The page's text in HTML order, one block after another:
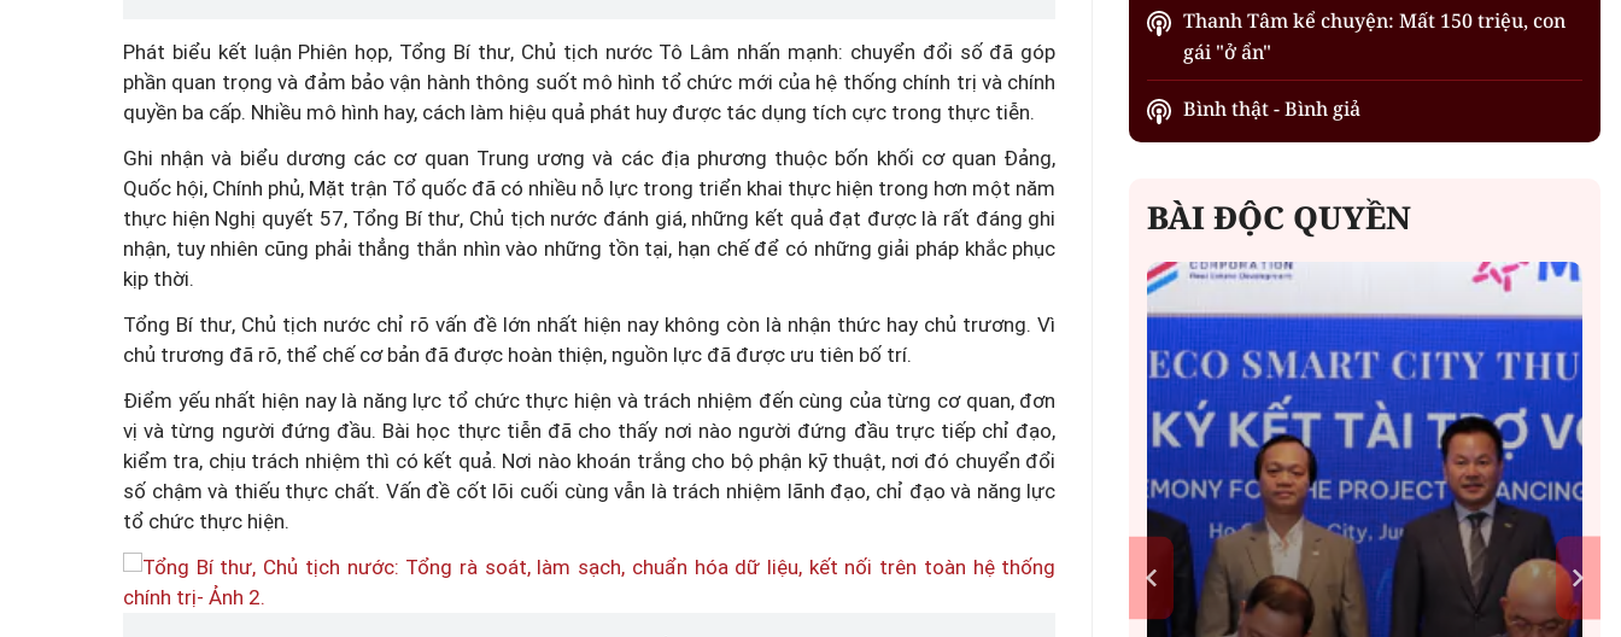
Phát biểu kết luận Phiên họp, Tổng Bí thư, Chủ tịch nước Tô Lâm nhấn mạnh: chuyển đổi số đã góp
phần quan trọng và đảm bảo vận hành thông suốt mô hình tổ chức mới của hệ thống chính trị và chính
quyền ba cấp. Nhiều mô hình hay, cách làm hiệu quả phát huy được tác dụng tích cực trong thực tiễn.
Ghi nhận và biểu dương các cơ quan Trung ương và các địa phương thuộc bốn khối cơ quan Đảng,
Quốc hội, Chính phủ, Mặt trận Tổ quốc đã có nhiều nỗ lực trong triển khai thực hiện trong hơn một năm
thực hiện Nghị quyết 57, Tổng Bí thư, Chủ tịch nước đánh giá, những kết quả đạt được là rất đáng ghi
nhận, tuy nhiên cũng phải thẳng thắn nhìn vào những tồn tại, hạn chế để có những giải pháp khắc phục
kịp thời.
Tổng Bí thư, Chủ tịch nước chỉ rõ vấn đề lớn nhất hiện nay không còn là nhận thức hay chủ trương. Vì
chủ trương đã rõ, thể chế cơ bản đã được hoàn thiện, nguồn lực đã được ưu tiên bố trí.
Điểm yếu nhất hiện nay là năng lực tổ chức thực hiện và trách nhiệm đến cùng của từng cơ quan, đơn
vị và từng người đứng đầu. Bài học thực tiễn đã cho thấy nơi nào người đứng đầu trực tiếp chỉ đạo,
kiểm tra, chịu trách nhiệm thì có kết quả. Nơi nào khoán trắng cho bộ phận kỹ thuật, nơi đó chuyển đổi
số chậm và thiếu thực chất. Vấn đề cốt lõi cuối cùng vẫn là trách nhiệm lãnh đạo, chỉ đạo và năng lực
tổ chức thực hiện.
Thanh Tâm kể chuyện: Mất 150 triệu, con
gái "ở ẩn"
Bình thật - Bình giả
BÀI ĐỘC QUYỀN